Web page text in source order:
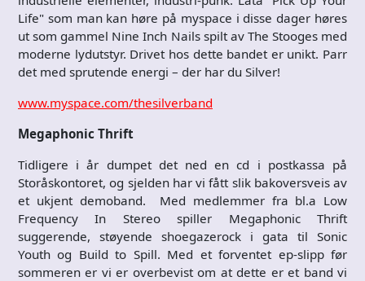
Life" som man kan høre på myspace i disse dager høres
ut som gammel Nine Inch Nails spilt av The Stooges med
moderne lydutstyr. Drivet hos dette bandet er unikt. Parr
det med sprutende energi – der har du Silver!
www.myspace.com/thesilverband
Megaphonic Thrift
Tidligere i år dumpet det ned en cd i postkassa på
Storåskontoret, og sjelden har vi fått slik bakoversveis av
et ukjent demoband. Med medlemmer fra bl.a Low
Frequency In Stereo spiller Megaphonic Thrift
suggerende, støyende shoegazerock i gata til Sonic
Youth og Build to Spill. Med et forventet ep-slipp før
sommeren er vi er overbevist om at dette er et band vi